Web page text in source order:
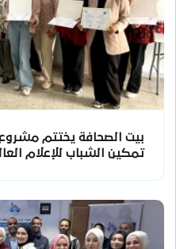
بيت الصحافة يختتم
تمكين الشباب للإعلام